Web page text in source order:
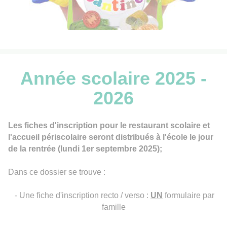
Année scolaire 2025 -
2026
Les fiches d'inscription pour le restaurant scolaire et
l'accueil périscolaire seront distribués à l'école le jour
de la rentrée (lundi 1er septembre 2025);
Dans ce dossier se trouve :
- Une fiche d'inscription recto / verso : UN formulaire par
famille